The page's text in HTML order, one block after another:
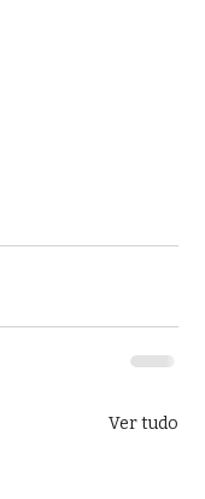
Ver tudo